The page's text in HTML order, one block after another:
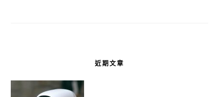
近期文章